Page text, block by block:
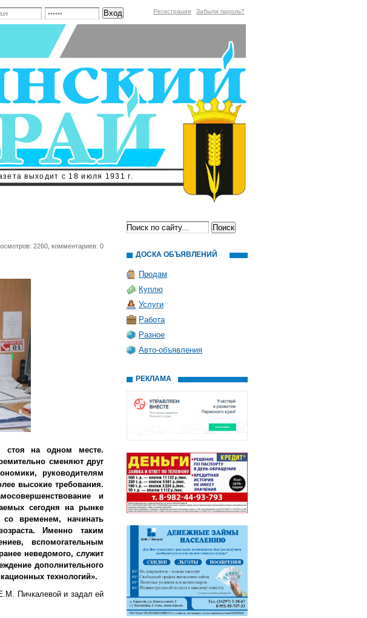
Регистрация Забыли пароль?
выходит с 18 июля 1931 г.
2260, комментариев: 0
стоя на одном месте.
сменяют друг
руководителям
высокие требования.
и
сегодня на рынке
временем, начинать
Именно таким
вспомогательным
неведомого, служит
дополнительного
технологий».
Пичкалевой и задал ей
ДОСКА ОБЪЯВЛЕНИЙ
Продам
Куплю
Услуги
Работа
Разное
Авто-объявления
РЕКЛАМА